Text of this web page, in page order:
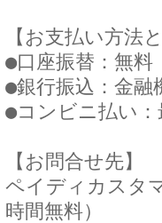
【お支払い方法
●口座振替：無料
●銀行振込：金
●コンビニ払い
【お問合せ先】
ペイディカスタ
時間無料）